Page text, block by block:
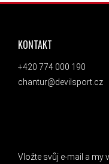
ZÁPATÍ
KONTAKT
+420 774 000 190
chantur@devilsport.cz
Vložte svůj e-mail a my